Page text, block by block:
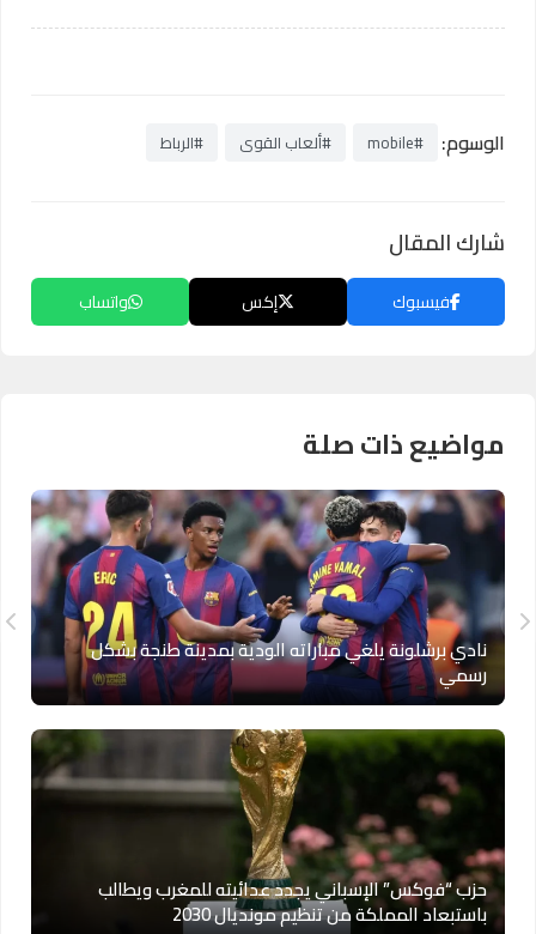
الوسوم: #mobile #ألعاب القوى #الرباط
شارك المقال
فيسبوك إكس واتساب
مواضيع ذات صلة
نادي برشلونة يلغي مباراته الودية بمدينة طنجة بشكل
رسمي
حزب “فوكس” الإسباني يجدد عدائيته للمغرب ويطالب
باستبعاد المملكة من تنظيم مونديال 2030